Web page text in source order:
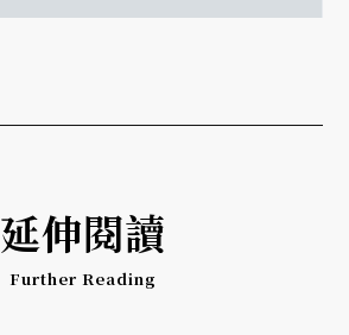
延伸閱讀
Further Reading